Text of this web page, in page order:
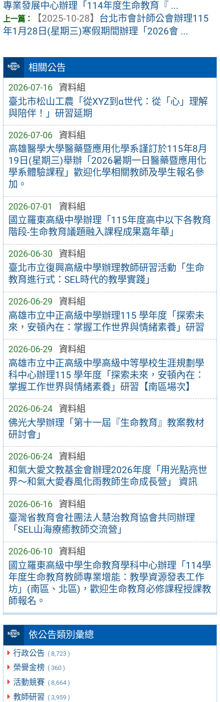
相關公告
2026-07-16 資料組
臺北市松山工農「從XYZ到α世代：從「心」理解
與陪伴！」研習延期
2026-07-06 資料組
高雄醫學大學醫藥暨應用化學系謹訂於115年8月
19日(星期三)舉辦「2026暑期一日醫藥暨應用化
學系體驗課程」歡迎化學相關教師及學生報名參
加。
2026-07-01 資料組
國立羅東高級中學辦理「115年度高中以下各教育
階段-生命教育議題融入課程成果嘉年華」
2026-06-30 資料組
臺北市立復興高級中學辦理教師研習活動「生命
教育進行式：SEL時代的教學實踐」
2026-06-29 資料組
高雄市立中正高級中學辦理115 學年度「探索未
來，安頓內在：掌握工作世界與情緒素養」研習
2026-06-29 資料組
高雄市立中正高級中學高級中等學校生涯規劃學
科中心辦理115 學年度「探索未來，安頓內在：
掌握工作世界與情緒素養」研習【南區場次】
2026-06-24 資料組
佛光大學辦理「第十一屆『生命教育』教案教材
研討會」
2026-06-24 資料組
和氣大愛文教基金會辦理2026年度「用光點亮世
界～和氣大愛春風化雨教師生命成長營」 資訊
2026-06-16 資料組
臺灣省教育會社團法人慧治教育協會共同辦理
「SEL山海療癒教師交流營」
2026-06-10 資料組
國立羅東高級中學生命教育學科中心辦理「114學
年度生命教育教師專業增能：教學資源發表工作
坊」(南區、北區)，歡迎生命教育必修課程授課教
師報名。
依公告類別彙總
行政公告 ( 8,723 )
榮譽金榜 ( 360 )
活動競賽 ( 8,664 )
教師研習 ( 3,959 )
專業發展中心辦理「114年度生命教育『 ...
【2025-10-28】 台北市會計師公會辦理115
年1月28日(星期三)寒假期間辦理「2026會 ...